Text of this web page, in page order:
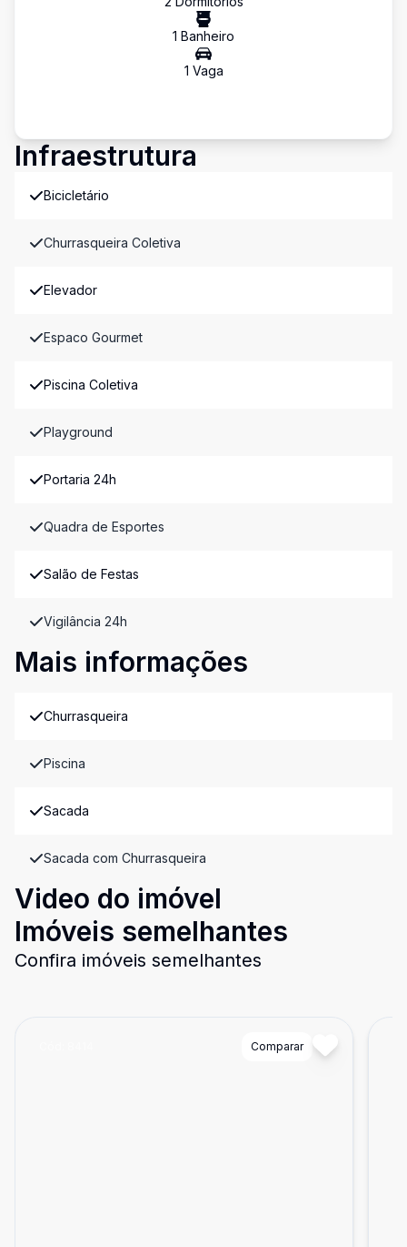
1 Banheiro
1 Vaga
Infraestrutura
Bicicletário
Churrasqueira Coletiva
Elevador
Espaco Gourmet
Piscina Coletiva
Playground
Portaria 24h
Quadra de Esportes
Salão de Festas
Vigilância 24h
Mais informações
Churrasqueira
Piscina
Sacada
Sacada com Churrasqueira
Video do imóvel
Imóveis semelhantes
Confira imóveis semelhantes
Comparar